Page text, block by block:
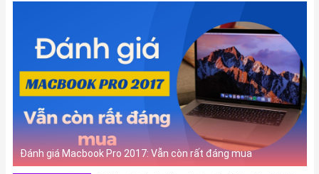
Đánh giá Macbook Pro 2017: Vẫn còn rất đáng mua